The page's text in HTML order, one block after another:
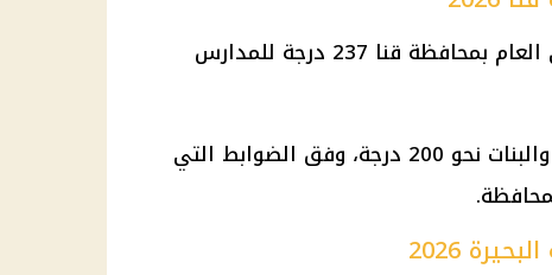
بلغ الحد الأدنى للقبول في الثانوي العام بمحافظة قنا 237 درجة للمدارس
وسجل تنسيق ثانوي خدمات للبنين والبنات نحو 200 درجة، وفق الضوابط التي
2026